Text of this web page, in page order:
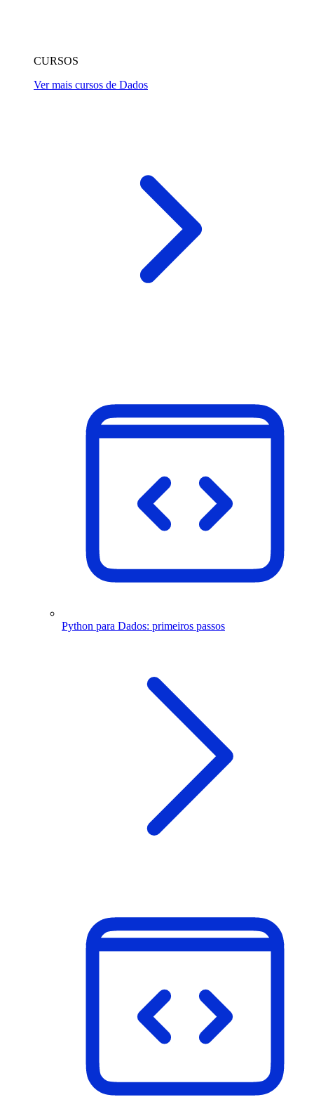
CURSOS
Ver mais cursos de Dados
Python para Dados: primeiros passos